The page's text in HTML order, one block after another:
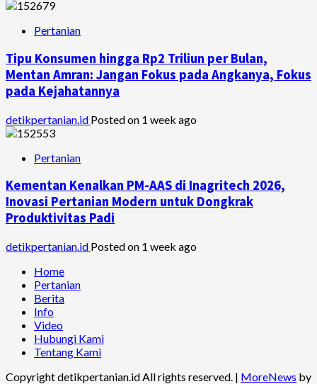
Pertanian
Tipu Konsumen hingga Rp2 Triliun per Bulan,
Mentan Amran: Jangan Fokus pada Angkanya, Fokus
pada Kejahatannya
detikpertanian.id Posted on 1 week ago
Pertanian
Kementan Kenalkan PM-AAS di Inagritech 2026,
Inovasi Pertanian Modern untuk Dongkrak
Produktivitas Padi
detikpertanian.id Posted on 1 week ago
Home
Pertanian
Berita
Info
Video
Hubungi Kami
Tentang Kami
Copyright detikpertanian.id All rights reserved. | MoreNews by